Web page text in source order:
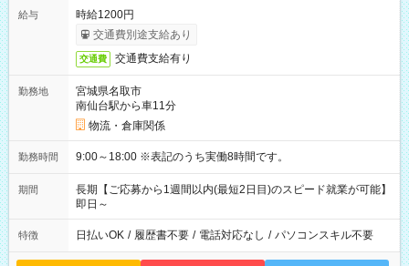
給与
時給1200円
交通費別途支給あり
交通費 交通費支給有り
勤務地
宮城県名取市
南仙台駅から車11分
物流・倉庫関係
勤務時間 9:00～18:00 ※表記のうち実働8時間です。
期間
長期【ご応募から1週間以内(最短2日目)のスピード就業が可能】
即日～
特徴 日払いOK / 履歴書不要 / 電話対応なし / パソコンスキル不要